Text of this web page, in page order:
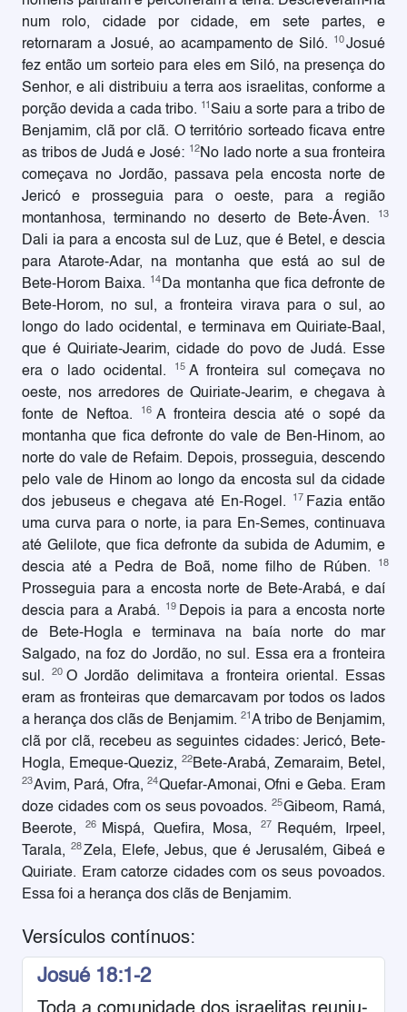
num rolo, cidade por cidade, em sete partes, e
retornaram a Josué, ao acampamento de Siló.
10Josué
fez então um sorteio para eles em Siló, na presença do
Senhor, e ali distribuiu a terra aos israelitas, conforme a
porção devida a cada tribo. 11 Saiu a sorte para a tribo de
Benjamim, clã por clã. O território sorteado ficava entre
as tribos de Judá e José: 12 No lado norte a sua fronteira
começava no Jordão, passava pela encosta norte de
Jericó e prosseguia para o oeste, para a região
montanhosa, terminando no deserto de Bete-Áven.
13
Dali ia para a encosta sul de Luz, que é Betel, e descia
para Atarote-Adar, na montanha que está ao sul de
Bete-Horom Baixa. 14 Da montanha que fica defronte de
Bete-Horom, no sul, a fronteira virava para o sul, ao
longo do lado ocidental, e terminava em Quiriate-Baal,
que é Quiriate-Jearim, cidade do povo de Judá. Esse
era o lado ocidental.
15 A fronteira sul começava no
oeste, nos arredores de Quiriate-Jearim, e chegava à
fonte de Neftoa.
16 A fronteira descia até o sopé da
montanha que fica defronte do vale de Ben-Hinom, ao
norte do vale de Refaim. Depois, prosseguia, descendo
pelo vale de Hinom ao longo da encosta sul da cidade
dos jebuseus e chegava até En-Rogel.
17 Fazia então
uma curva para o norte, ia para En-Semes, continuava
até Gelilote, que fica defronte da subida de Adumim, e
descia até a Pedra de Boã, nome filho de Rúben.
18
Prosseguia para a encosta norte de Bete-Arabá, e daí
descia para a Arabá.
19 Depois ia para a encosta norte
de Bete-Hogla e terminava na baía norte do mar
Salgado, na foz do Jordão, no sul. Essa era a fronteira
sul.20 O Jordão delimitava a fronteira oriental. Essas
eram as fronteiras que demarcavam por todos os lados
a herança dos clãs de Benjamim. 21 A tribo de Benjamim,
clã por clã, recebeu as seguintes cidades: Jericó, Bete-
Hogla, Emeque-Queziz, 22Bete-Arabá, Zemaraim, Betel,
23Avim, Pará, Ofra,24Quefar-Amonai, Ofni e Geba. Eram
doze cidades com os seus povoados.25Gibeom, Ramá,
Beerote,
26 Mispá, Quefira, Mosa,27
Requém, Irpeel,
Tarala, 28Zela, Elefe, Jebus, que é Jerusalém, Gibeá e
Quiriate. Eram catorze cidades com os seus povoados.
Essa foi a herança dos clãs de Benjamim.
Versículos contínuos:
Josué 18:1-2